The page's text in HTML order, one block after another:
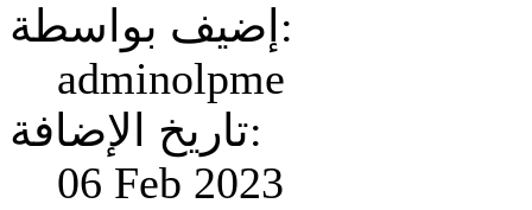
إضيف بواسطة:
adminolpme
تاريخ الإضافة:
06 Feb 2023